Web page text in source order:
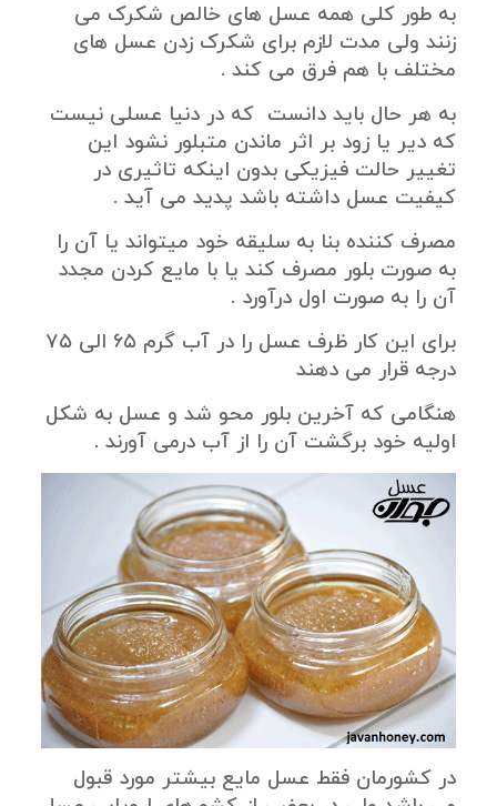
به طور کلی همه عسل های خالص شکرک می
زنند ولی مدت لازم برای شکرک زدن عسل های
مختلف با هم فرق می کند .
به هر حال باید دانست که در دنیا عسلی نیست
که دیر یا زود بر اثر ماندن متبلور نشود این
تغییر حالت فیزیکی بدون اینکه تاثیری در
کیفیت عسل داشته باشد پدید می آید .
مصرف کننده بنا به سلیقه خود میتواند یا آن را
به صورت بلور مصرف کند یا با مایع کردن مجدد
آن را به صورت اول درآورد .
برای این کار ظرف عسل را در آب گرم ۶۵ الی ۷۵
درجه قرار می دهند
هنگامی که آخرین بلور محو شد و عسل به شکل
اولیه خود برگشت آن را از آب درمی آورند .
در کشورمان فقط عسل مایع بیشتر مورد قبول